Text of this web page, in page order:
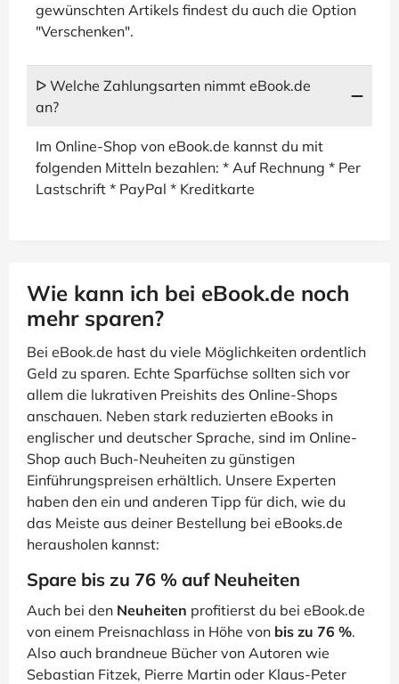
gewünschten Artikels findest du auch die Option
"Verschenken".
ᐅ Welche Zahlungsarten nimmt eBook.de
an?
Im Online-Shop von eBook.de kannst du mit
folgenden Mitteln bezahlen: * Auf Rechnung * Per
Lastschrift * PayPal * Kreditkarte
Wie kann ich bei eBook.de noch
mehr sparen?
Bei eBook.de hast du viele Möglichkeiten ordentlich
Geld zu sparen. Echte Sparfüchse sollten sich vor
allem die lukrativen Preishits des Online-Shops
anschauen. Neben stark reduzierten eBooks in
englischer und deutscher Sprache, sind im Online-
Shop auch Buch-Neuheiten zu günstigen
Einführungspreisen erhältlich. Unsere Experten
haben den ein und anderen Tipp für dich, wie du
das Meiste aus deiner Bestellung bei eBooks.de
herausholen kannst:
Spare bis zu 76 % auf Neuheiten
Auch bei den Neuheiten profitierst du bei eBook.de
von einem Preisnachlass in Höhe von bis zu 76 %.
Also auch brandneue Bücher von Autoren wie
Sebastian Fitzek, Pierre Martin oder Klaus-Peter